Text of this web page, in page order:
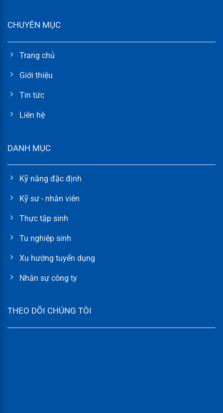
CHUYÊN MỤC
Trang chủ
Giới thiệu
Tin tức
Liên hệ
DANH MỤC
Kỹ năng đặc định
Kỹ sư - nhân viên
Thực tập sinh
Tu nghiệp sinh
Xu hướng tuyển dụng
Nhân sự công ty
THEO DÕI CHÚNG TÔI